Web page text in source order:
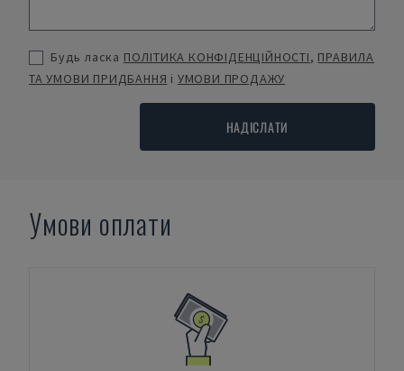
Будь ласка ПОЛІТИКА КОНФІДЕНЦІЙНОСТІ, ПРАВИЛА
ТА УМОВИ ПРИДБАННЯ і УМОВИ ПРОДАЖУ
НАДІСЛАТИ
Умови оплати